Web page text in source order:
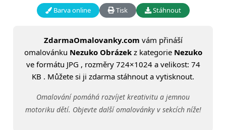
Barva online Tisk Stáhnout
ZdarmaOmalovanky.com vám přináší
omalovánku Nezuko Obrázekz kategorie Nezuko
ve formátu JPG , rozměry 724×1024 a velikost: 74
KB . Můžete si ji zdarma stáhnout a vytisknout.
Omalování pomáhá rozvíjet kreativitu a jemnou
motoriku dětí. Objevte další omalovánky v sekcích níže!